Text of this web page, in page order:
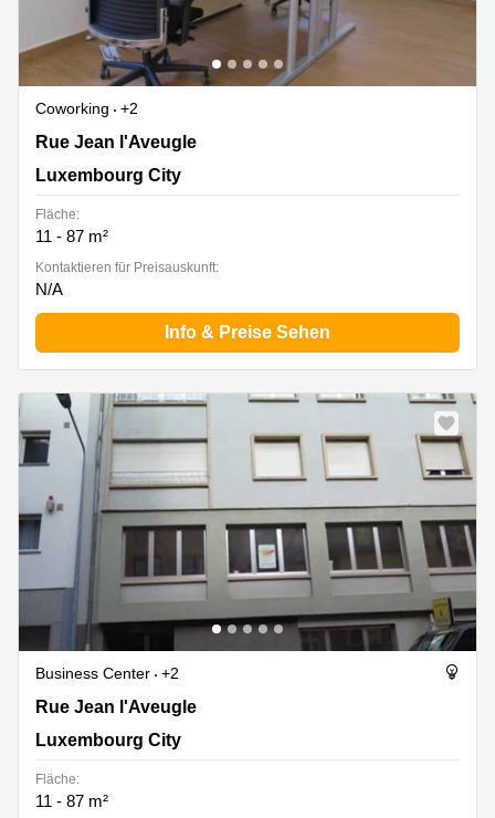
Coworking
+2
16, rue Jean l'Aveugle, Luxembourg City
Rue Jean l'Aveugle
Luxembourg City
Fläche:
11 - 87 m²
Kontaktieren für Preisauskunft:
N/A
Info & Preise Sehen
Business Center
+2
16, rue Jean l'Aveugle, Luxembourg City
Rue Jean l'Aveugle
Luxembourg City
Fläche:
11 - 87 m²